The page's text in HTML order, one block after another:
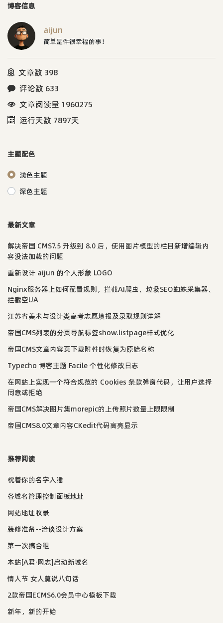
博客信息
aijun
简单是件很幸福的事！
文章数 398
评论数 633
文章阅读量 1960275
运行天数 7897天
主题配色
浅色主题
深色主题
最新文章
解决帝国 CMS7.5 升级到 8.0 后，使用图片模型的栏目新增编辑内
容没法加载的问题
重新设计 aijun 的个人形象 LOGO
Nginx服务器上如何配置规则，拦截AI爬虫、垃圾SEO蜘蛛采集器、
拦截空UA
江苏省美术与设计类高考志愿填报及录取规则详解
帝国CMS列表的分页导航标签show.listpage样式优化
帝国CMS文章内容页下载附件时恢复为原始名称
Typecho 博客主题 Facile 个性化修改日志
在网站上实现一个符合规范的 Cookies 条款弹窗代码，让用户选择
同意或拒绝
帝国CMS解决图片集morepic的上传照片数量上限限制
帝国CMS8.0文章内容CKedit代码高亮显示
推荐阅读
枕着你的名字入睡
各域名管理控制面板地址
网站地址收录
装修准备--洽谈设计方案
第一次搞合租
本站[A君·网志]启动新域名
情人节 女人莫说八句话
2款帝国ECMS6.0会员中心模板下载
新年，新的开始